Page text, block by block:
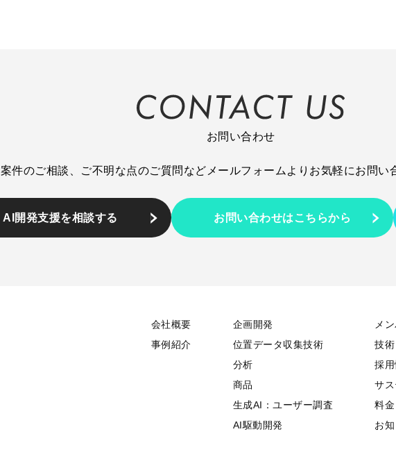
お問い合わせ
案件のご相談、ご不明な点のご質問など メールフォームより お気軽にお問い
AI開発支援を相談する お問い合わせはこちらから
会社概要
事例紹介
企画開発
位置データ収集技術
分析
商品
生成AI：ユーザー調査
AI駆動開発
メ
技
採
サ
料金
お